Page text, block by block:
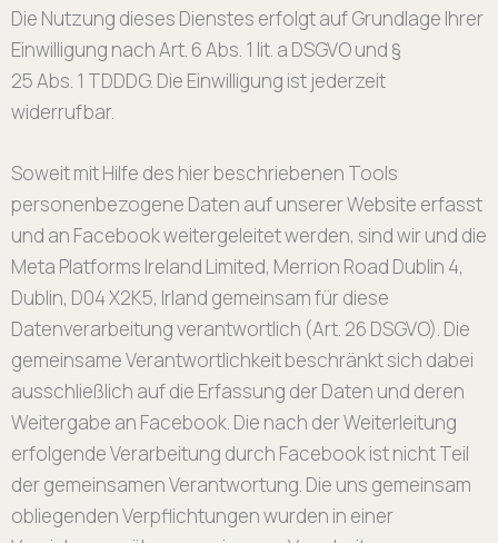
Die Nutzung dieses Dienstes erfolgt auf Grundlage Ihrer
Einwilligung nach Art. 6 Abs. 1 lit. a DSGVO und §
25 Abs. 1 TDDDG. Die Einwilligung ist jederzeit
widerrufbar.
Soweit mit Hilfe des hier beschriebenen Tools
personenbezogene Daten auf unserer Website erfasst
und an Facebook weitergeleitet werden, sind wir und die
Meta Platforms Ireland Limited, Merrion Road Dublin 4,
Dublin, D04 X2K5, Irland gemeinsam für diese
Datenverarbeitung verantwortlich (Art. 26 DSGVO). Die
gemeinsame Verantwortlichkeit beschränkt sich dabei
ausschließlich auf die Erfassung der Daten und deren
Weitergabe an Facebook. Die nach der Weiterleitung
erfolgende Verarbeitung durch Facebook ist nicht Teil
der gemeinsamen Verantwortung. Die uns gemeinsam
obliegenden Verpflichtungen wurden in einer